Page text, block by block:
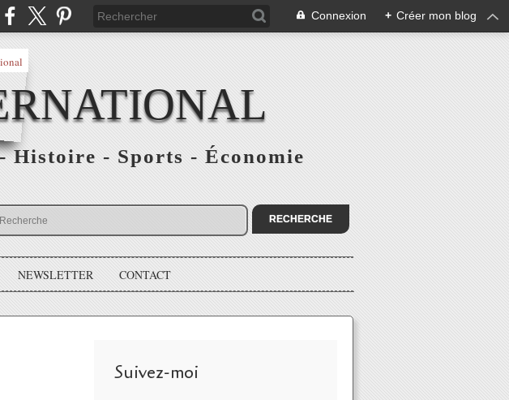
Connexion + Créer mon blog
- Sports - Économie
NEWSLETTER CONTACT
Suivez-moi